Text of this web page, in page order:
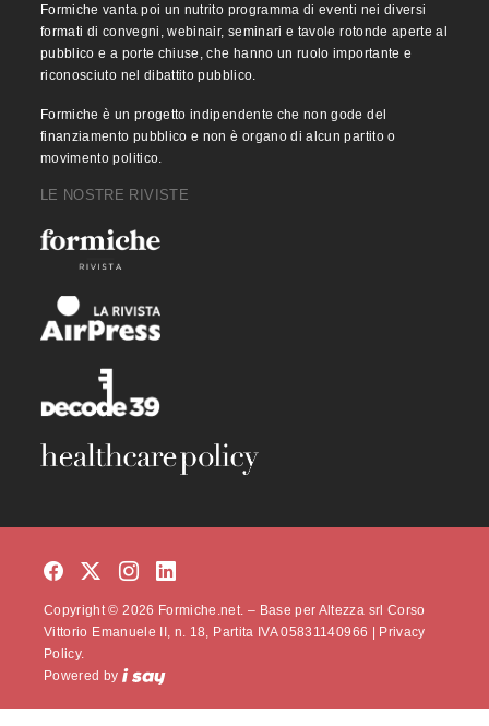
Formiche vanta poi un nutrito programma di eventi nei diversi
formati di convegni, webinair, seminari e tavole rotonde aperte al
pubblico e a porte chiuse, che hanno un ruolo importante e
riconosciuto nel dibattito pubblico.
Formiche è un progetto indipendente che non gode del
finanziamento pubblico e non è organo di alcun partito o
movimento politico.
LE NOSTRE RIVISTE
Copyright © 2026 Formiche.net. – Base per Altezza srl Corso
Vittorio Emanuele II, n. 18, Partita IVA 05831140966 | Privacy
Policy.
Powered by